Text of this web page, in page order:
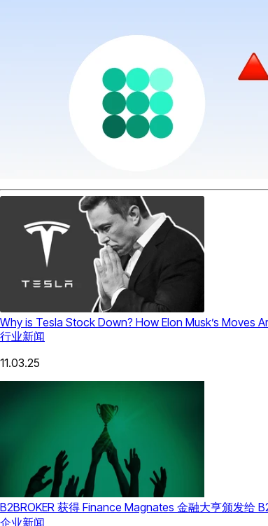
Why is Tesla Stock Down? How Elon Musk’s Moves
行业新闻
11.03.25
B2BROKER 获得 Finance Magnates 金融大亨颁发给
企业新闻